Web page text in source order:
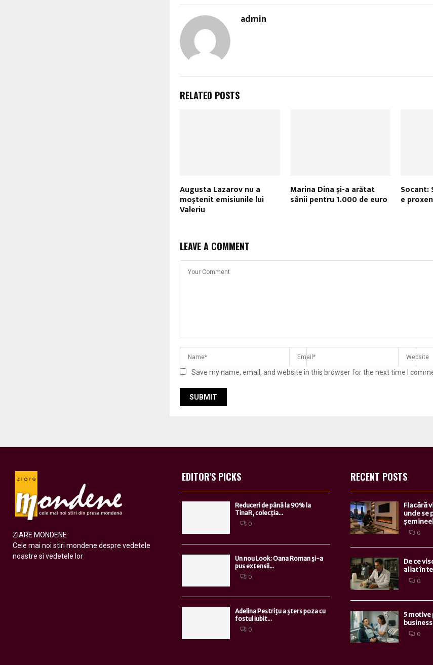
admin
RELATED POSTS
Augusta Lazarov nu a
moştenit emisiunile lui
Valeriu
Marina Dina şi-a arătat
sânii pentru 1.000 de euro
Socant:
e
LEAVE A COMMENT
Save my name, email, and website in this browser for the next time I
ZIARE MONDENE
Cele mai noi stiri mondene despre vedetele
noastre si vedetele lor
EDITOR'S PICKS
Reduceri de până la 90% la
TinaR, colecția...
0
Un nou Look: Oana Roman şi-a
pus extensii...
0
Adelina Pestriţu a şters poza cu
fostul iubit...
0
RECENT POSTS
Flacără
unde se
0
De ce
aliat în
0
5 motive
0